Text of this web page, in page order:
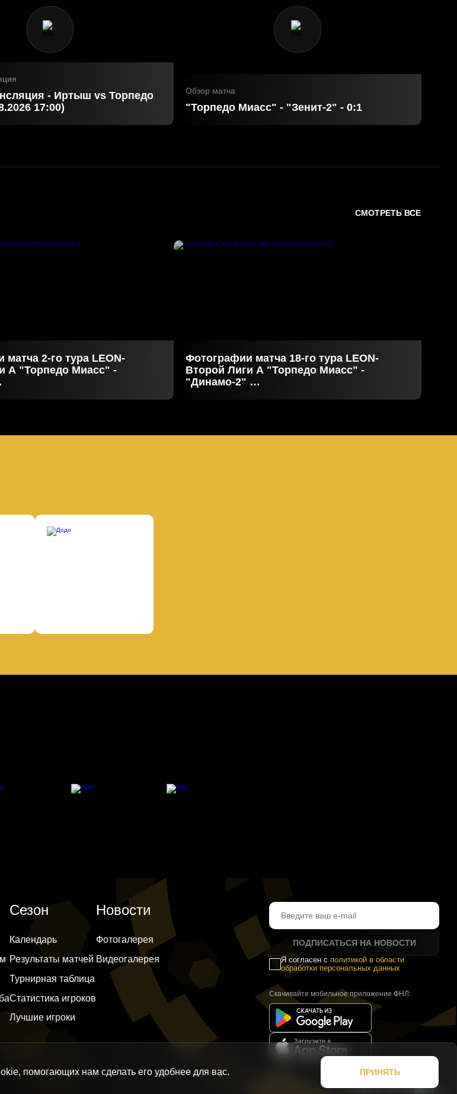
- Иртыш vs Торпедо
17:00)
Обзор матча
"Торпедо Миасс" - "Зенит-2" - 0:1
СМОТРЕТЬ ВСЕ
2-го тура LEON-
А "Торпедо Миасс" -
Фотографии матча 18-го тура LEON-
Второй Лиги А "Торпедо Миасс" -
"Динамо-2"
Сезон
Календарь
Результаты матчей
Турнирная таблица
Статистика игроков
Лучшие игроки
Новости
Фотогалерея
Видеогалерея
ПОДПИСАТЬСЯ НА НОВОСТИ
Я согласен с политикой в области
обработки персональных данных
Скачивайте мобильное приложение ФНЛ:
Создание сайта—
помогающих нам сделать его удобнее для вас. ПРИНЯТЬ